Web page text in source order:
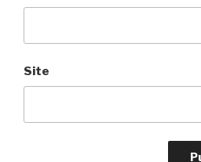
Site